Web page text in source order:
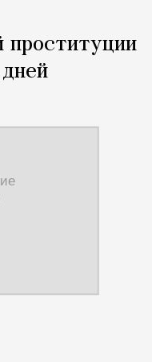
проституции